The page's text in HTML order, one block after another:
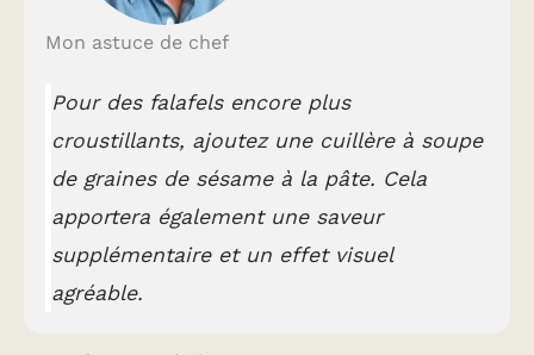
Mon astuce de chef
Pour des falafels encore plus
croustillants, ajoutez une cuillère à soupe
de graines de sésame à la pâte. Cela
apportera également une saveur
supplémentaire et un effet visuel
agréable.